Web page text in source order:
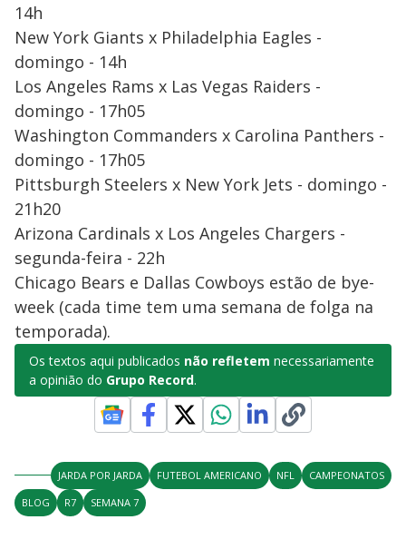
14h
New York Giants x Philadelphia Eagles -
domingo - 14h
Los Angeles Rams x Las Vegas Raiders -
domingo - 17h05
Washington Commanders x Carolina Panthers -
domingo - 17h05
Pittsburgh Steelers x New York Jets - domingo -
21h20
Arizona Cardinals x Los Angeles Chargers -
segunda-feira - 22h
Chicago Bears e Dallas Cowboys estão de bye-
week (cada time tem uma semana de folga na
temporada).
Os textos aqui publicados não refletem necessariamente
a opinião do Grupo Record.
JARDA POR JARDA FUTEBOL AMERICANO NFL
CAMPEONATOS
BLOG
R7 SEMANA 7